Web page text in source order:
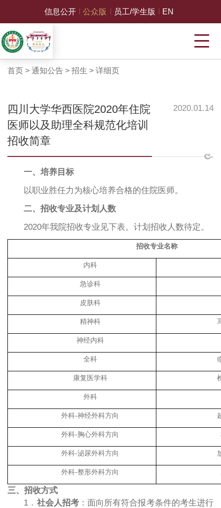
信息公开 公众版 员工/学生版 EN
首页 > 通知公告> 招生 > 详细页
四川大学华西医院2020年住院
医师以及助理全科规范化培训
招收简章
2020.01.14
一、培养目标
以职业胜任力为核心培养合格的住院医师。
二、招收专业及计划人数
2020年我院招收专业见下表。计划招收人数待定。
招收专业名称
内科
急诊科
皮肤科
精神科
神经内科
全科
康复医学科
外科
外科-神经外科方向
外科-胸心外科方向
外科-泌尿外科方向
外科-整形外科方向
三、招收方式
1． 社会人招考：面向所有符合报考条件的考生进行